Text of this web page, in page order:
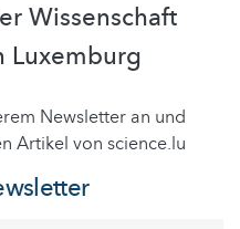
Wissenschaft
Luxemburg
Newsletter an und
Artikel von science.lu